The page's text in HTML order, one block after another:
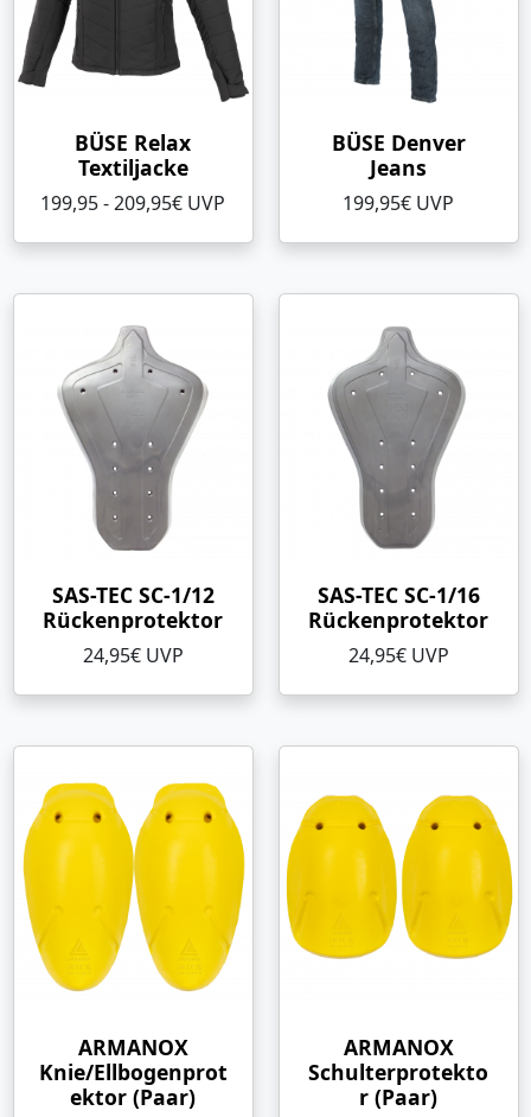
BÜSE Relax
Textiljacke
199,95 - 209,95€ UVP
BÜSE Denver
Jeans
199,95€ UVP
SAS-TEC SC-1/12
Rückenprotektor
24,95€ UVP
SAS-TEC SC-1/16
Rückenprotektor
24,95€ UVP
ARMANOX
Knie/Ellbogenprot
ektor (Paar)
ARMANOX
Schulterprotekto
r (Paar)